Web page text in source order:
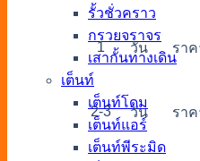
รั้วชั่วคราว
กรวยจราจร
เสากั้นทางเดิน
เต็นท์
เต็นท์โดม
เต็นท์แอร์
เต็นท์พีระมิด
1 วัน ราค
2-3 วัน ราค